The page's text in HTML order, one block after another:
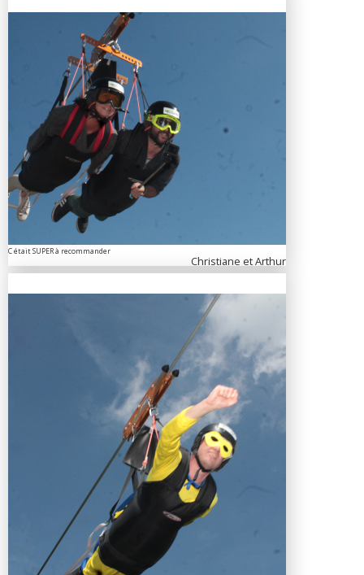
C était SUPER à recommander
Christiane et Arthur